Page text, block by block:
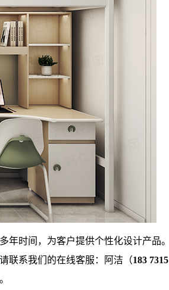
多年时间，为客户提供个性化设计产品。
请联系我们的在线客服： 阿洁（183 7315